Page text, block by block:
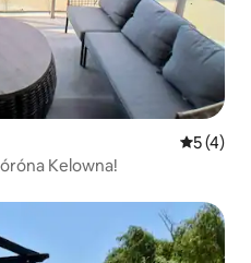
5 af 5 í
5 (4)
Kelowna!